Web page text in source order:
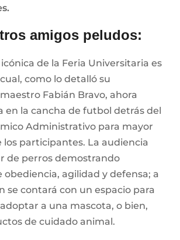
amigos peludos:
de la Feria Universitaria es
como lo detalló su
Fabián Bravo, ahora
en la cancha de futbol detrás del
Administrativo para mayor
participantes. La audiencia
de perros demostrando
obediencia, agilidad y defensa; a
se contará con un espacio para
a una mascota, o bien,
de cuidado animal.